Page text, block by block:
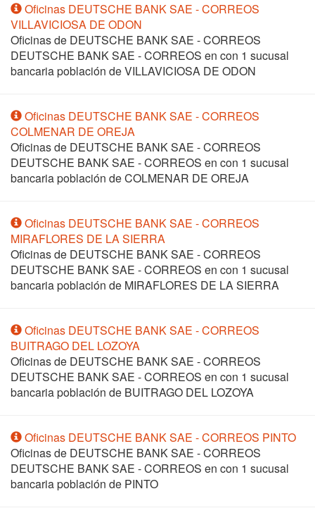
Oficinas DEUTSCHE BANK SAE - CORREOS
VILLAVICIOSA DE ODON
Oficinas de DEUTSCHE BANK SAE - CORREOS
DEUTSCHE BANK SAE - CORREOS en con 1 sucusal
bancaria población de VILLAVICIOSA DE ODON
Oficinas DEUTSCHE BANK SAE - CORREOS
COLMENAR DE OREJA
Oficinas de DEUTSCHE BANK SAE - CORREOS
DEUTSCHE BANK SAE - CORREOS en con 1 sucusal
bancaria población de COLMENAR DE OREJA
Oficinas DEUTSCHE BANK SAE - CORREOS
MIRAFLORES DE LA SIERRA
Oficinas de DEUTSCHE BANK SAE - CORREOS
DEUTSCHE BANK SAE - CORREOS en con 1 sucusal
bancaria población de MIRAFLORES DE LA SIERRA
Oficinas DEUTSCHE BANK SAE - CORREOS
BUITRAGO DEL LOZOYA
Oficinas de DEUTSCHE BANK SAE - CORREOS
DEUTSCHE BANK SAE - CORREOS en con 1 sucusal
bancaria población de BUITRAGO DEL LOZOYA
Oficinas DEUTSCHE BANK SAE - CORREOS PINTO
Oficinas de DEUTSCHE BANK SAE - CORREOS
DEUTSCHE BANK SAE - CORREOS en con 1 sucusal
bancaria población de PINTO